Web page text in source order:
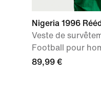
Nigeria 1996
Veste de
Football pour
89,99 €